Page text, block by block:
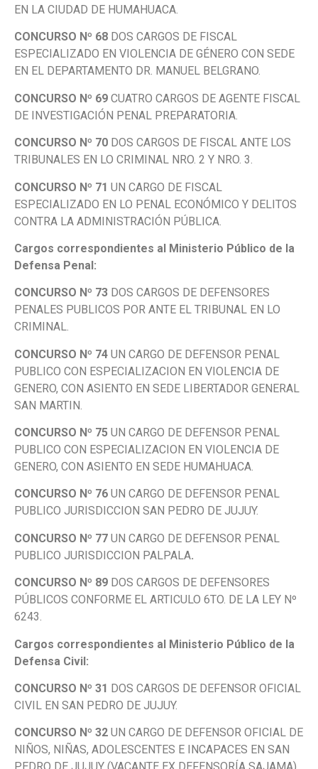
EN LA CIUDAD DE HUMAHUACA.
CONCURSO Nº 68 DOS CARGOS DE FISCAL
ESPECIALIZADO EN VIOLENCIA DE GÉNERO CON SEDE
EN EL DEPARTAMENTO DR. MANUEL BELGRANO.
CONCURSO Nº 69 CUATRO CARGOS DE AGENTE FISCAL
DE INVESTIGACIÓN PENAL PREPARATORIA.
CONCURSO Nº 70 DOS CARGOS DE FISCAL ANTE LOS
TRIBUNALES EN LO CRIMINAL NRO. 2 Y NRO. 3.
CONCURSO Nº 71 UN CARGO DE FISCAL
ESPECIALIZADO EN LO PENAL ECONÓMICO Y DELITOS
CONTRA LA ADMINISTRACIÓN PÚBLICA.
Cargos correspondientes al Ministerio Público de la
Defensa Penal:
CONCURSO Nº 73 DOS CARGOS DE DEFENSORES
PENALES PUBLICOS POR ANTE EL TRIBUNAL EN LO
CRIMINAL.
CONCURSO Nº 74 UN CARGO DE DEFENSOR PENAL
PUBLICO CON ESPECIALIZACION EN VIOLENCIA DE
GENERO, CON ASIENTO EN SEDE LIBERTADOR GENERAL
SAN MARTIN.
CONCURSO Nº 75 UN CARGO DE DEFENSOR PENAL
PUBLICO CON ESPECIALIZACION EN VIOLENCIA DE
GENERO, CON ASIENTO EN SEDE HUMAHUACA.
CONCURSO Nº 76 UN CARGO DE DEFENSOR PENAL
PUBLICO JURISDICCION SAN PEDRO DE JUJUY.
CONCURSO Nº 77 UN CARGO DE DEFENSOR PENAL
PUBLICO JURISDICCION PALPALA.
CONCURSO Nº 89 DOS CARGOS DE DEFENSORES
PÚBLICOS CONFORME EL ARTICULO 6TO. DE LA LEY Nº
6243.
Cargos correspondientes al Ministerio Público de la
Defensa Civil:
CONCURSO Nº 31 DOS CARGOS DE DEFENSOR OFICIAL
CIVIL EN SAN PEDRO DE JUJUY.
CONCURSO Nº 32 UN CARGO DE DEFENSOR OFICIAL DE
NIÑOS, NIÑAS, ADOLESCENTES E INCAPACES EN SAN